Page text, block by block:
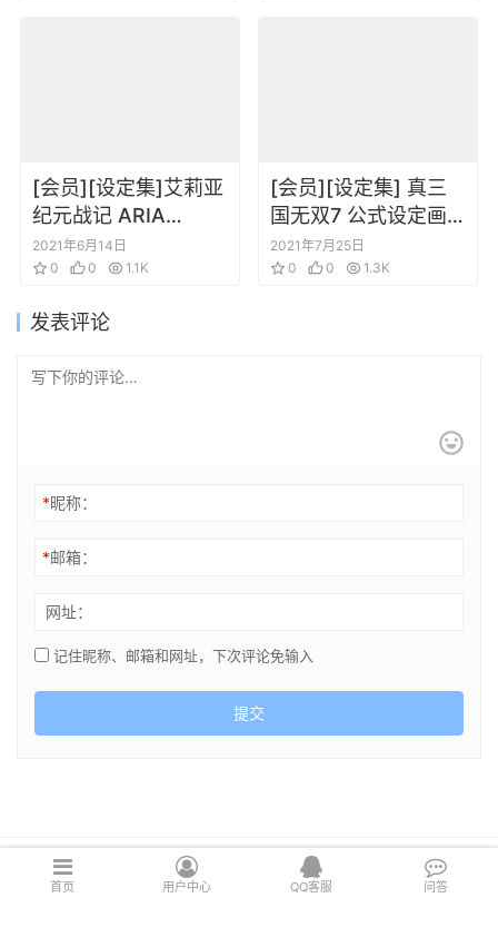
[会员][设定集]艾莉亚
纪元战记 ARIA
CHRONICLE插画设定
集
2021年6月14日
0
0 1.1K
[会员][设定集] 真三
国无双7 公式设定画
集
2021年7月25日
0
0 1.3K
发表评论
*昵称：
*邮箱：
网址：
记住昵称、邮箱和网址，下次评论免输入
提交
Copyright © 2021 cghsj.com 版权所有 Powered by 绘世界
首页 用户中心 QQ客服 问答